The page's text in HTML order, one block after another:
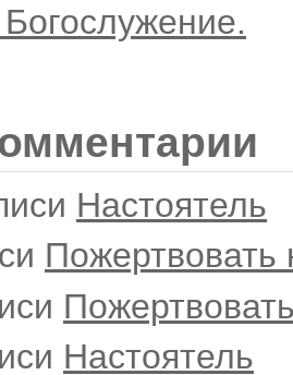
Настоятель
Пожертвовать
Настоятель